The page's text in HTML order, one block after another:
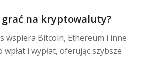
grać na kryptowaluty?
wspiera Bitcoin, Ethereum i inne
i wypłat, oferując szybsze